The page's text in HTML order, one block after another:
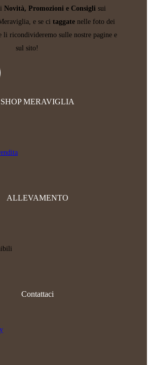
Novità, Promozioni e Consigli sui
e se ci taggate nelle foto dei
li ricondivideremo sulle nostre pagine e
sul sito!
SHOP MERAVIGLIA
ALLEVAMENTO
Contattaci